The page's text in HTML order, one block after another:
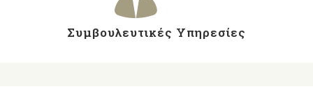
Συμβουλευτικές Υπηρεσίες